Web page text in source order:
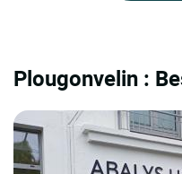
Plougonvelin :